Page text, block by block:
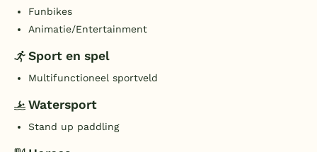
Funbikes
Animatie/Entertainment
Sport en spel
Multifunctioneel sportveld
Watersport
Stand up paddling